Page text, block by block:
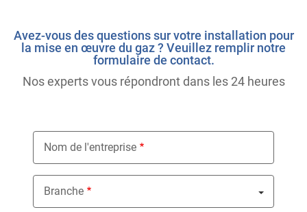
Avez-vous des questions sur votre installation pour
la mise en œuvre du gaz ? Veuillez remplir notre
formulaire de contact.
Nos experts vous répondront dans les 24 heures
Nom de l'entreprise
Branche
Nothing selected